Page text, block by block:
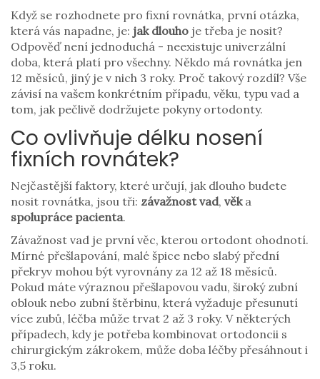
Když se rozhodnete pro fixní rovnátka, první otázka,
která vás napadne, je: jak dlouho je třeba je nosit?
Odpověď není jednoduchá - neexistuje univerzální
doba, která platí pro všechny. Někdo má rovnátka jen
12 měsíců, jiný je v nich 3 roky. Proč takový rozdíl? Vše
závisí na vašem konkrétním případu, věku, typu vad a
tom, jak pečlivě dodržujete pokyny ortodonty.
Co ovlivňuje délku nosení
fixních rovnátek?
Nejčastější faktory, které určují, jak dlouho budete
nosit rovnátka, jsou tři: závažnost vad, věka
spolupráce pacienta.
Závažnost vad je první věc, kterou ortodont ohodnotí.
Mírné přešlapování, malé špice nebo slabý přední
překryv mohou být vyrovnány za 12 až 18 měsíců.
Pokud máte výraznou přešlapovou vadu, široký zubní
oblouk nebo zubní štěrbinu, která vyžaduje přesunutí
více zubů, léčba může trvat 2 až 3 roky. V některých
případech, kdy je potřeba kombinovat ortodoncii s
chirurgickým zákrokem, může doba léčby přesáhnout i
3,5 roku.